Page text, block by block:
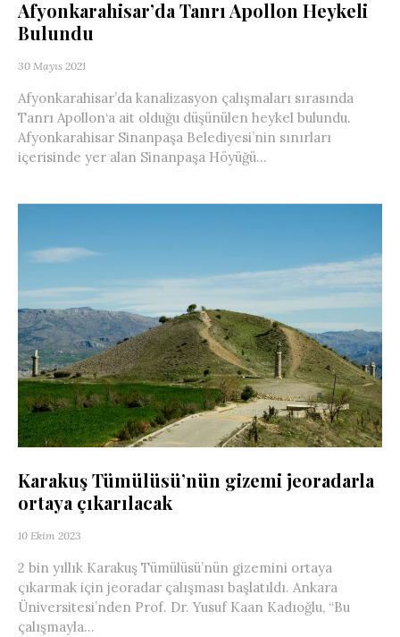
Afyonkarahisar’da Tanrı Apollon Heykeli
Bulundu
30 Mayıs 2021
Afyonkarahisar’da kanalizasyon çalışmaları sırasında
Tanrı Apollon‘a ait olduğu düşünülen heykel bulundu.
Afyonkarahisar Sinanpaşa Belediyesi’nin sınırları
içerisinde yer alan Sinanpaşa Höyüğü...
Karakuş Tümülüsü’nün gizemi jeoradarla
ortaya çıkarılacak
10 Ekim 2023
2 bin yıllık Karakuş Tümülüsü’nün gizemini ortaya
çıkarmak için jeoradar çalışması başlatıldı. Ankara
Üniversitesi’nden Prof. Dr. Yusuf Kaan Kadıoğlu, “Bu
çalışmayla...